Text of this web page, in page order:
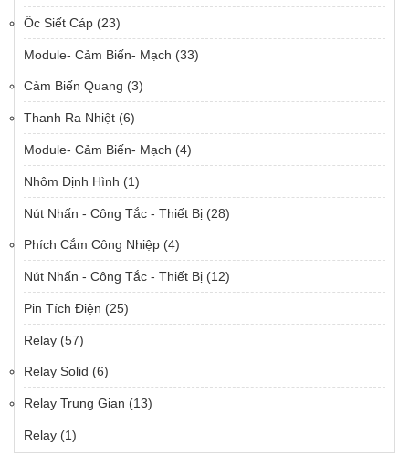
Ốc Siết Cáp (23)
Module- Cảm Biến- Mạch (33)
Cảm Biến Quang (3)
Thanh Ra Nhiệt (6)
Module- Cảm Biến- Mạch (4)
Nhôm Định Hình (1)
Nút Nhấn - Công Tắc - Thiết Bị (28)
Phích Cắm Công Nhiệp (4)
Nút Nhấn - Công Tắc - Thiết Bị (12)
Pin Tích Điện (25)
Relay (57)
Relay Solid (6)
Relay Trung Gian (13)
Relay (1)